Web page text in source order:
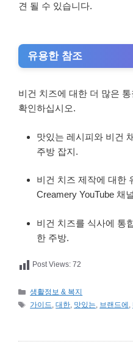
견 될 수 있습니다.
유용한 참조
비건 치즈에 대한 더 많은
확인하십시오.
맛있는 레시피와 비건
주방 잡지.
비건 치즈 제작에 대한
Creamery YouTube 채
비건 치즈를 식사에 통
한 주방.
Post Views: 72
카
테
생활정보 & 복지
태
가이드,대한, 맛있는, 브랜드에 ,